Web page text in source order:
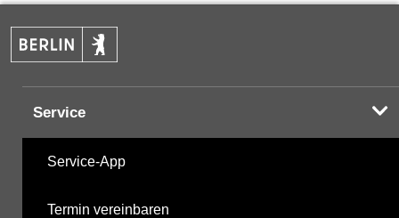
Hinweis:Zur Anzeige und zum Download der
Probenahmedaten nutzen Sie bitte die
Service
Service-App
Termin vereinbaren